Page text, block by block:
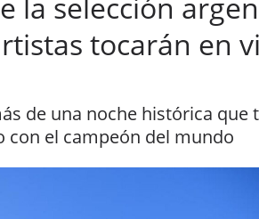
tocarán en
de una noche histórica que
el campeón del mundo